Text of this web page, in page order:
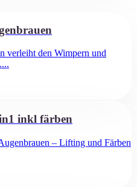
verleiht den Wimpern und
...
inkl färben
– Lifting und Färben